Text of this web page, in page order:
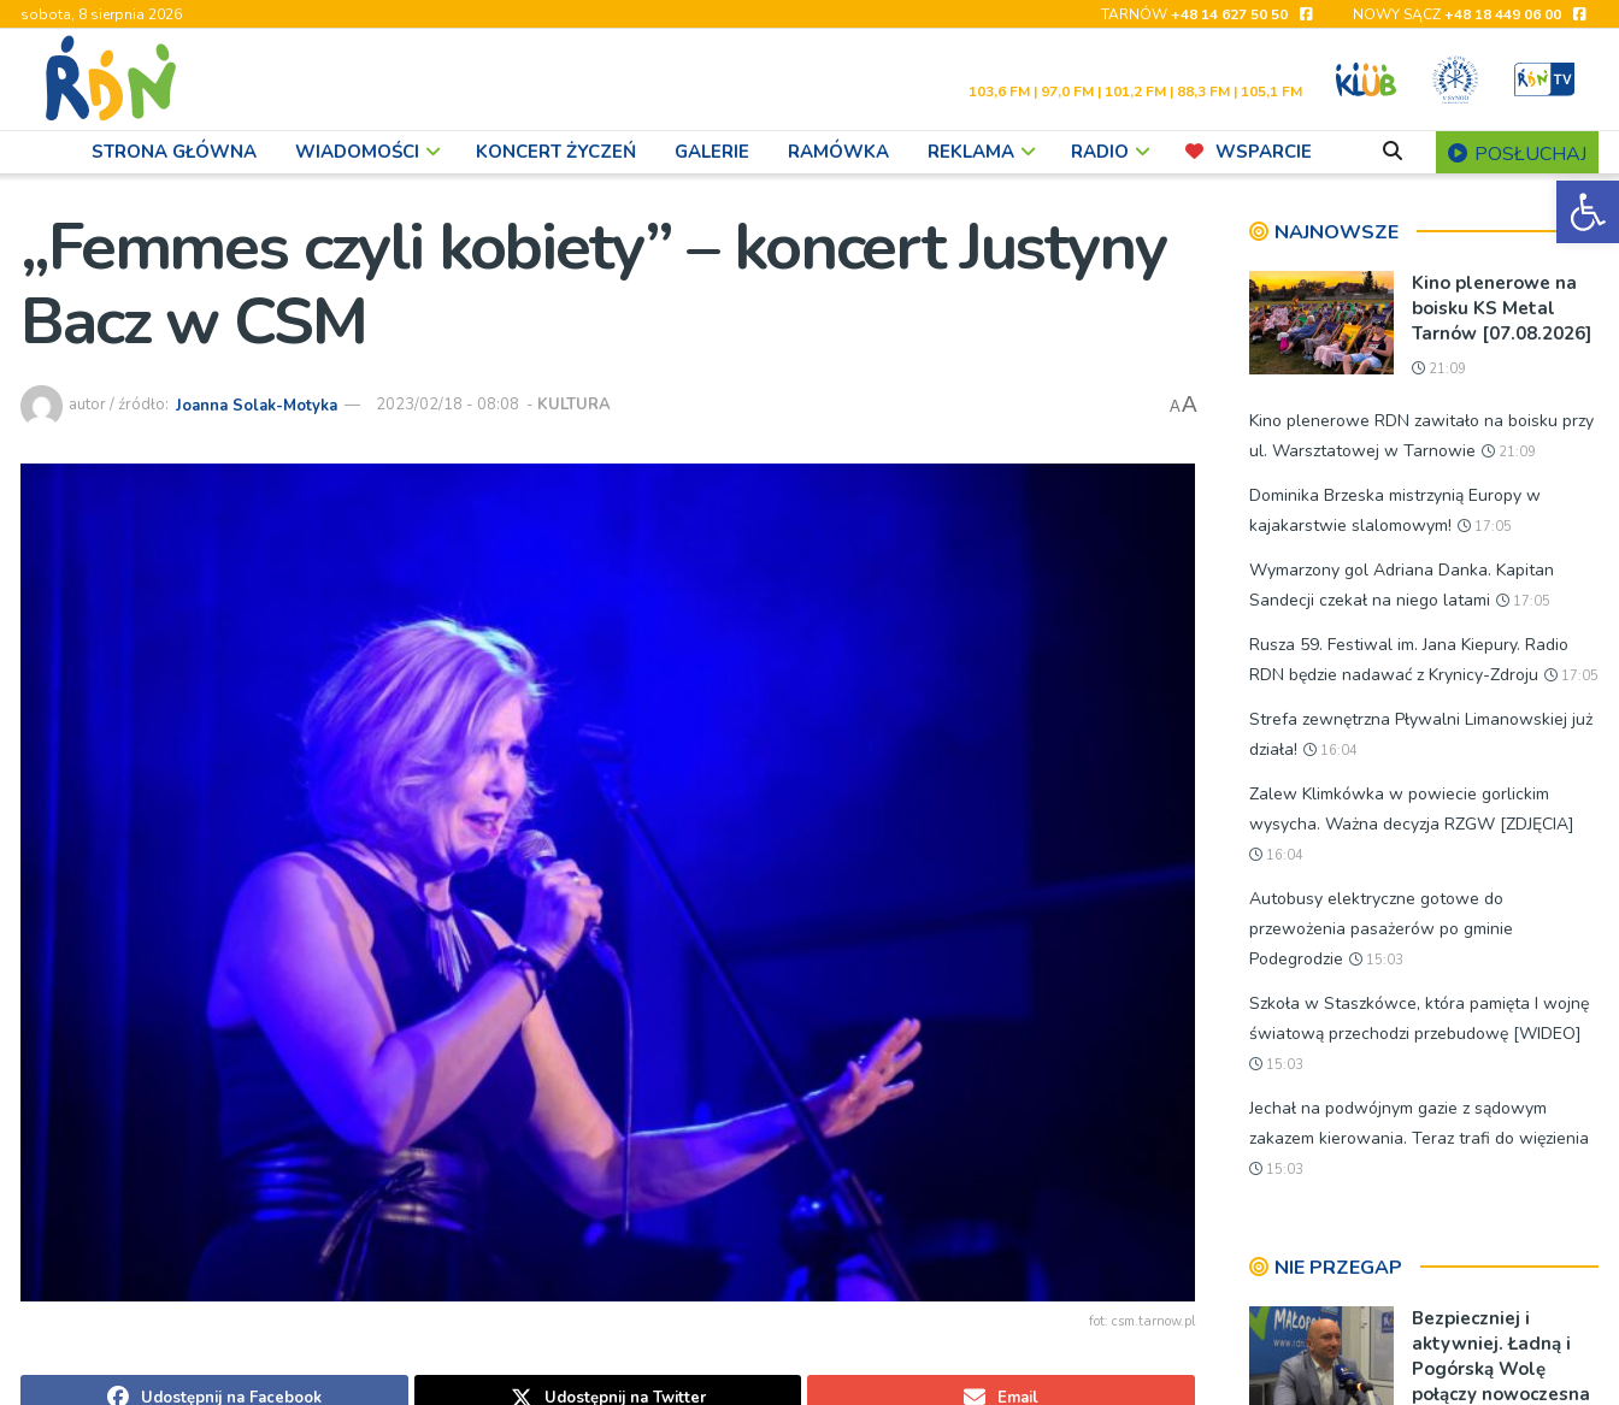
sobota, 8 sierpnia 2026 TARNÓW+48 14 627 50 50 NOWY SĄCZ+48 18 449 06 00
103,6 FM | 97,0 FM | 101,2 FM | 88,3 FM | 105,1 FM
STRONA GŁÓWNA WIADOMOŚCI KONCERT ŻYCZEŃ GALERIE RAMÓWKA REKLAMA RADIO WSPARCIE POSŁUCHAJ
„Femmes czyli kobiety” – koncert Justyny
Bacz w CSM
autor / źródło: Joanna Solak-Motyka 2023/02/18 - 08:08 - KULTURA AA
fot: csm.tarnow.pl
Udostępnij na Facebook Udostępnij na Twitter Email
NAJNOWSZE
Kino plenerowe na
boisku KS Metal
Tarnów [07.08.2026]
21:09
Kino plenerowe RDN zawitało na boisku przy
ul. Warsztatowej w Tarnowie
21:09
Dominika Brzeska mistrzynią Europy w
kajakarstwie slalomowym!
17:05
Wymarzony gol Adriana Danka. Kapitan
Sandecji czekał na niego latami
17:05
Rusza 59. Festiwal im. Jana Kiepury. Radio
RDN będzie nadawać z Krynicy-Zdroju
17:05
Strefa zewnętrzna Pływalni Limanowskiej już
działa!
16:04
Zalew Klimkówka w powiecie gorlickim
wysycha. Ważna decyzja RZGW [ZDJĘCIA]
16:04
Autobusy elektryczne gotowe do
przewożenia pasażerów po gminie
Podegrodzie
15:03
Szkoła w Staszkówce, która pamięta I wojnę
światową przechodzi przebudowę [WIDEO]
15:03
Jechał na podwójnym gazie z sądowym
zakazem kierowania. Teraz trafi do więzienia
15:03
NIE PRZEGAP
Bezpieczniej i
aktywniej. Ładną i
Pogórską Wolę
połączy nowoczesna